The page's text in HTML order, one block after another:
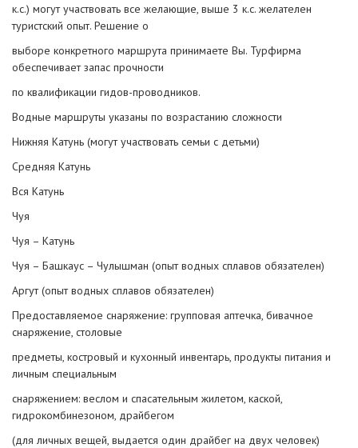
к.с.) могут участвовать все желающие, выше 3 к.с. желателен
туристский опыт. Решение о
выборе конкретного маршрута принимаете Вы. Турфирма
обеспечивает запас прочности
по квалификации гидов-проводников.
Водные маршруты указаны по возрастанию сложности
Нижняя Катунь (могут участвовать семьи с детьми)
Средняя Катунь
Вся Катунь
Чуя
Чуя – Катунь
Чуя – Башкаус – Чулышман (опыт водных сплавов обязателен)
Аргут (опыт водных сплавов обязателен)
Предоставляемое снаряжение: групповая аптечка, бивачное
снаряжение, столовые
предметы, костровый и кухонный инвентарь, продукты питания и
личным специальным
снаряжением: веслом и спасательным жилетом, каской,
гидрокомбинезоном, драйбегом
(для личных вещей, выдается один драйбег на двух человек)